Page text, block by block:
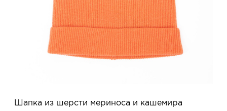
Шапка из шерсти мериноса и кашемира